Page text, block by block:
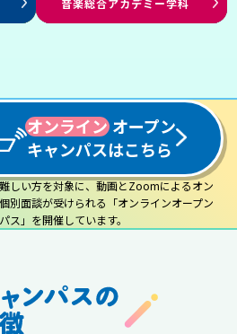
プロミュージシャン学科
パフォーミングアーツ学科
パフォーミングアーツ学科
スタッフ学科
ジャズ・ポピュラー学科
音楽総合アカデミー学科
オンライン オープン
キャンパスはこちら
しい方を対象に、動画とZoomによるオン
別面談が受けられる「オンラインオープン
ス」を開催しています。